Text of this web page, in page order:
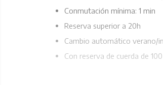
Conmutación mínima: 1 min
Reserva superior a 20h
Cambio automático verano/
Con reserva de cuerda de